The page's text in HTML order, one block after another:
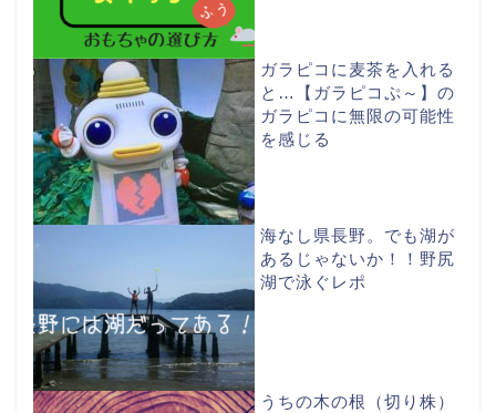
ガラピコに麦茶を入れる
と…【ガラピコぷ～】の
ガラピコに無限の可能性
を感じる
海なし県長野。でも湖が
あるじゃないか！！野尻
湖で泳ぐレポ
うちの木の根（切り株）